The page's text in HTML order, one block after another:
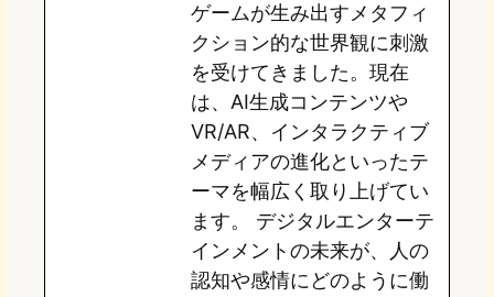
ゲームが生み出すメタフィ
クション的な世界観に刺激
を受けてきました。現在
は、AI生成コンテンツや
VR/AR、インタラクティブ
メディアの進化といったテ
ーマを幅広く取り上げてい
ます。 デジタルエンターテ
インメントの未来が、人の
認知や感情にどのように働